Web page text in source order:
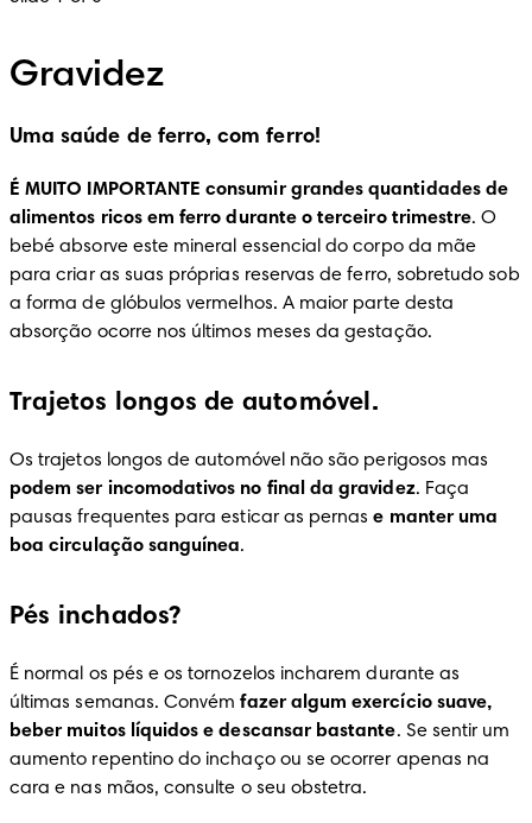
Gravidez
Uma saúde de ferro, com ferro!
É MUITO IMPORTANTE consumir grandes quantidades de
alimentos ricos em ferro durante o terceiro trimestre. O
bebé absorve este mineral essencial do corpo da mãe
para criar as suas próprias reservas de ferro, sobretudo sob
a forma de glóbulos vermelhos. A maior parte desta
absorção ocorre nos últimos meses da gestação.
Trajetos longos de automóvel.
podem ser incomodativos no final da gravidez. Faça
pausas frequentes para esticar as pernas e manter uma
boa circulação sanguínea.
Pés inchados?
É normal os pés e os tornozelos incharem durante as
últimas semanas. Convém fazer algum exercício suave,
beber muitos líquidos e descansar bastante. Se sentir um
aumento repentino do inchaço ou se ocorrer apenas na
cara e nas mãos, consulte o seu obstetra.